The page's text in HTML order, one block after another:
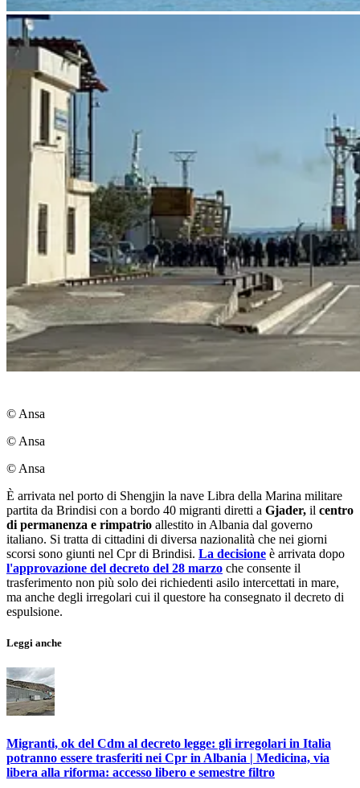
© Ansa
© Ansa
© Ansa
È arrivata nel porto di Shengjin la nave Libra della Marina militare
partita da Brindisi con a bordo 40 migranti diretti a Gjader, il centro
di permanenza e rimpatrio allestito in Albania dal governo
italiano. Si tratta di cittadini di diversa nazionalità che nei giorni
scorsi sono giunti nel Cpr di Brindisi. La decisione è arrivata dopo
l'approvazione del decreto del 28 marzo che consente il
trasferimento non più solo dei richiedenti asilo intercettati in mare,
ma anche degli irregolari cui il questore ha consegnato il decreto di
espulsione.
Leggi anche
Migranti, ok del Cdm al decreto legge: gli irregolari in Italia
potranno essere trasferiti nei Cpr in Albania | Medicina, via
libera alla riforma: accesso libero e semestre filtro